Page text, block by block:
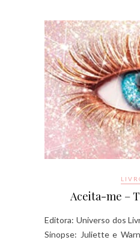
Aceita-me –
Editora: Universo dos
Sinopse: Juliette e